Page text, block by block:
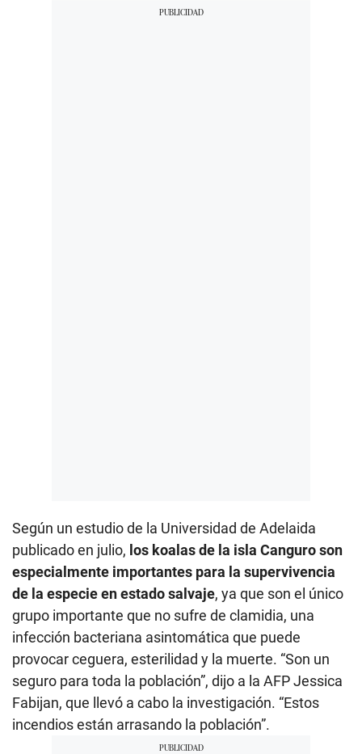
Según un estudio de la Universidad de Adelaida
publicado en julio, los koalas de la isla Canguro son
especialmente importantes para la supervivencia
de la especie en estado salvaje, ya que son el único
grupo importante que no sufre de clamidia, una
infección bacteriana asintomática que puede
provocar ceguera, esterilidad y la muerte. “Son un
seguro para toda la población”, dijo a la AFP Jessica
Fabijan, que llevó a cabo la investigación. “Estos
incendios están arrasando la población”.